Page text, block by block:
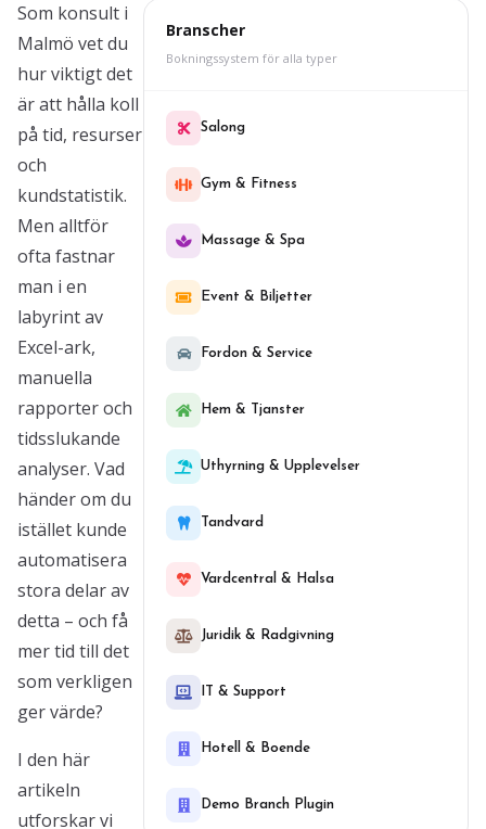
Som konsult i
Malmö vet du
hur viktigt det
är att hålla koll
på tid, resurser
och
kundstatistik.
Men alltför
ofta fastnar
man i en
labyrint av
Excel-ark,
manuella
rapporter och
tidsslukande
analyser. Vad
händer om du
istället kunde
automatisera
stora delar av
detta – och få
mer tid till det
som verkligen
ger värde?
I den här
artikeln
utforskar vi
Branscher
Bokningssystem för alla typer
Salong
Gym & Fitness
Massage & Spa
Event & Biljetter
Fordon & Service
Hem & Tjanster
Uthyrning & Upplevelser
Tandvard
Vardcentral & Halsa
Juridik & Radgivning
IT & Support
Hotell & Boende
Demo Branch Plugin